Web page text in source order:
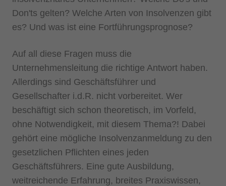
Don'ts gelten? Welche Arten von Insolvenzen gibt
es? Und was ist eine Fortführungsprognose?
Auf all diese Fragen muss die
Unternehmensleitung die richtige Antwort haben.
Allerdings sind Geschäftsführer und
Gesellschafter i.d.R. nicht vorbereitet. Wer
beschäftigt sich schon theoretisch, im Vorfeld,
ohne Notwendigkeit, mit diesem Thema?! Dabei
gehört eine mögliche Insolvenzanmeldung zu den
gesetzlichen Pflichten eines jeden
Geschäftsführers. Eine gute Ausbildung,
weitreichende Erfahrung, breites Praxiswissen,